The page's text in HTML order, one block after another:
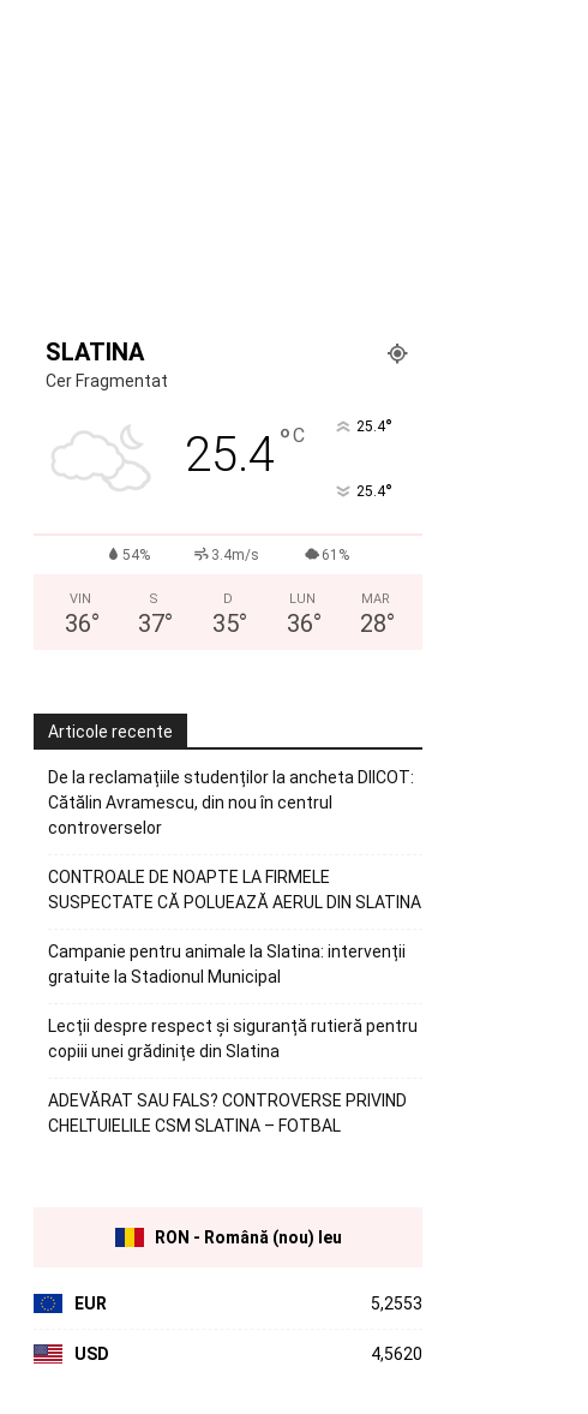
SLATINA
Cer Fragmentat
25.4°C 25.4°
25.4°
54% 3.4m/s 61%
VIN
36°
S
37°
D
35°
LUN
36°
MAR
28°
Articole recente
De la reclamațiile studenților la ancheta DIICOT:
Cătălin Avramescu, din nou în centrul
controverselor
CONTROALE DE NOAPTE LA FIRMELE
SUSPECTATE CĂ POLUEAZĂ AERUL DIN SLATINA
Campanie pentru animale la Slatina: intervenții
gratuite la Stadionul Municipal
Lecții despre respect și siguranță rutieră pentru
copiii unei grădinițe din Slatina
ADEVĂRAT SAU FALS? CONTROVERSE PRIVIND
CHELTUIELILE CSM SLATINA – FOTBAL
RON - Română (nou) leu
EUR 5,2553
USD 4,5620